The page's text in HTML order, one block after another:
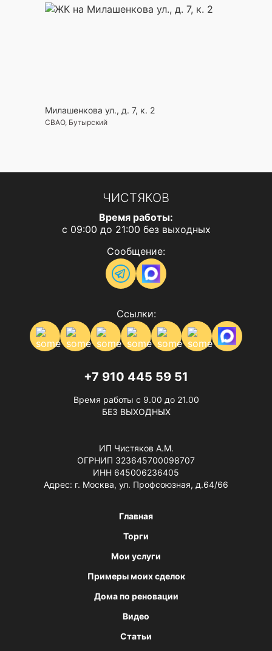
Милашенкова ул., д. 7, к. 2
СВАО, Бутырский
ЧИСТЯКОВ
Время работы:
с 09:00 до 21:00 без выходных
Сообщение:
Ссылки:
+7 910 445 59 51
Время работы с 9.00 до 21.00
БЕЗ ВЫХОДНЫХ
ИП Чистяков А.М.
ОГРНИП 323645700098707
ИНН 645006236405
Адрес: г. Москва, ул. Профсоюзная, д.64/66
Главная
Торги
Мои услуги
Примеры моих сделок
Дома по реновации
Видео
Статьи